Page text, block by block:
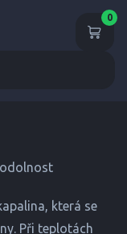
0
odolnost
která se
Při teplotách